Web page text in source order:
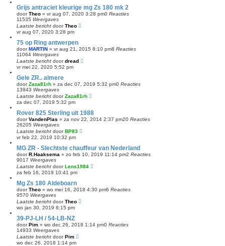
Grijs antraciet kleurige mg Zs 180 mk 2
doorTheo » vr aug 07, 2020 3:28 pm0 Reacties
11535 Weergaves
Laatste bericht doorTheo
vr aug 07, 2020 3:28 pm
75 op Ring antwerpen
doorMARTIN » vr aug 21, 2015 8:10 pm8 Reacties
11064 Weergaves
Laatste bericht doordread
vr mei 22, 2020 5:52 pm
Gele ZR.. almere
doorZaza81rh » za dec 07, 2019 5:32 pm0 Reacties
13943 Weergaves
Laatste bericht doorZaza81rh
za dec 07, 2019 5:32 pm
Rover 825 Sterling uit 1988
doorVandenPlas » za nov 22, 2014 2:37 pm20 Reacties
26205 Weergaves
Laatste bericht doorBP83
vr feb 22, 2019 10:32 pm
MG ZR - Slechtste chauffeur van Nederland
doorR.Haaksema » zo feb 10, 2019 11:14 pm2 Reacties
9017 Weergaves
Laatste bericht doorLens1984
za feb 16, 2019 10:41 pm
Mg Zs 180 Aldeboarn
doorTheo » wo mei 16, 2018 4:30 pm6 Reacties
9570 Weergaves
Laatste bericht doorTheo
wo jan 30, 2019 8:15 pm
39-PJ-LH / 54-LB-NZ
doorPim » wo dec 26, 2018 1:14 pm0 Reacties
14933 Weergaves
Laatste bericht doorPim
wo dec 26, 2018 1:14 pm